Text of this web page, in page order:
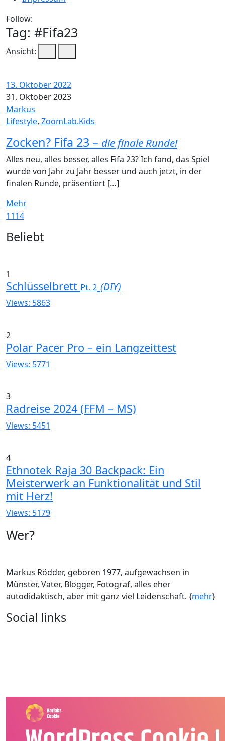
Follow:
Tag: #Fifa23
Ansicht:
13. Oktober 2022
31. Oktober 2023
Markus
Lifestyle, ZoomLab.Kids
Zocken? Fifa 23 – die finale Runde!
Alles neu, alles besser, alles Fifa 23? Ich fand, das Spiel
wurde von Jahr zu Jahr besser und auch jetzt, in der
finalen Runde, präsentiert […]
Mehr
1114
Widgets
Beliebt
1
Schlüsselbrett Pt. 2 (DIY)
Views: 5863
2
Polar Pacer Pro – ein Langzeittest
Views: 5771
3
Radreise 2024 (FFM – MS)
Views: 5451
4
Ethnotek Raja 30 Backpack: Ein
Meisterwerk an Funktionalität und Stil
mit Herz!
Views: 5179
Wer?
Markus Rödder, geboren 1977, aufgewachsen in
Münster, Vater, Blogger, Fotograf, alles eher
autodidaktisch, aber mit ganz viel Leidenschaft. {mehr}
Social links